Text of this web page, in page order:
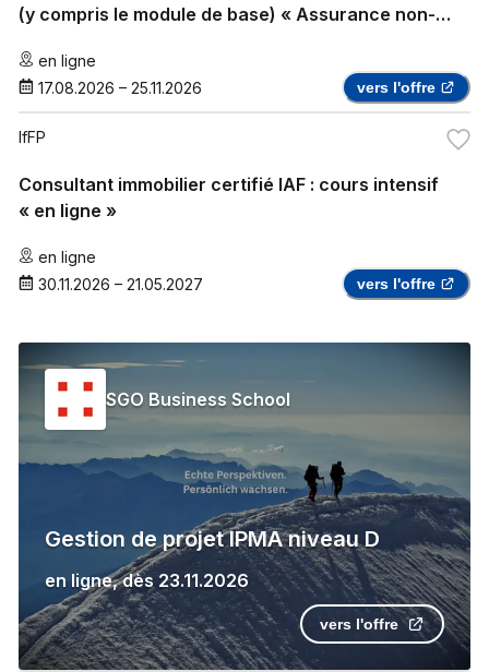
(y compris le module de base) « Assurance non-
en ligne
17.08.2026 – 25.11.2026 vers l'offre
IfFP
Consultant immobilier certifié IAF : cours intensif
« en ligne »
en ligne
30.11.2026 – 21.05.2027 vers l'offre
SGO Business School
Gestion de projet IPMA niveau D
en ligne,dès 23.11.2026
vers l'offre